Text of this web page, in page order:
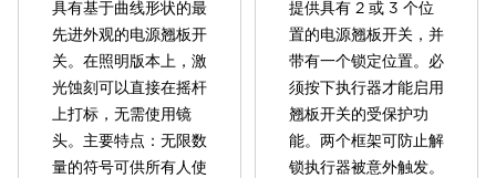
具有基于曲线形状的最
先进外观的电源翘板开
关。在照明版本上，激
光蚀刻可以直接在摇杆
上打标，无需使用镜
头。主要特点：无限数
量的符号可供所有人使
提供具有 2 或 3 个位
置的电源翘板开关，并
带有一个锁定位置。必
须按下执行器才能启用
翘板开关的受保护功
能。两个框架可防止解
锁执行器被意外触发。